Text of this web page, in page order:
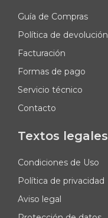
Guía de Compras
Política de devolución
Facturación
Formas de pago
Servicio técnico
Contacto
Textos legales
Condiciones de Uso
Política de privacidad
Aviso legal